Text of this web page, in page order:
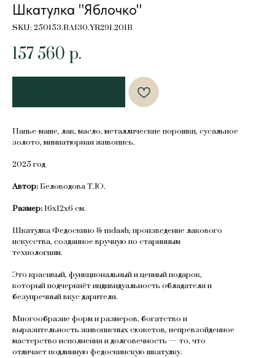
Шкатулка "Яблочко"
SKU:250153.BA130.YR291.201B
157 560 р.
Папье-маше, лак, масло, металлические порошки, сусальное
золото, миниатюрная живопись.
2025 год
Автор:Беловодова Т.Ю.
Размер: 16х12х6 см.
Шкатулка Федоскино & mdash; произведение лакового
искусства, созданное вручную по старинным
технологиям.
Это красивый, функциональный и ценный подарок,
который подчеркнёт индивидуальность обладателя и
безупречный вкус дарителя.
Многообразие форм и размеров, богатство и
выразительность живописных сюжетов, непревзойденное
мастерство исполнения и долговечность — то, что
отличает подлинную федоскинскую шкатулку.